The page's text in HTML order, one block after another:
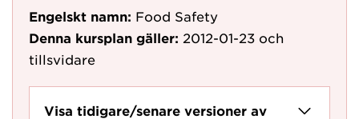
Engelskt namn: Food Safety
Denna kursplan gäller: 2012-01-23 och
tillsvidare
Visa tidigare/senare versioner av